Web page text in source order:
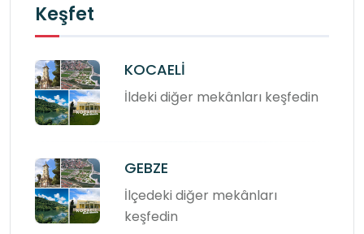
Keşfet
KOCAELİ
İldeki diğer mekânları keşfedin
GEBZE
İlçedeki diğer mekânları
keşfedin